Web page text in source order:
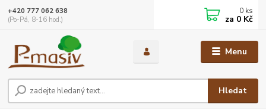
Menu
Hledat
+420 777 062 638
(Po-Pá, 8-16 hod.)
0 ks
za 0 Kč